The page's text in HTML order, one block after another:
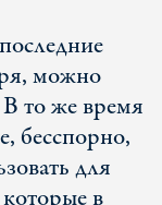
можно
В то же время
бесспорно,
для